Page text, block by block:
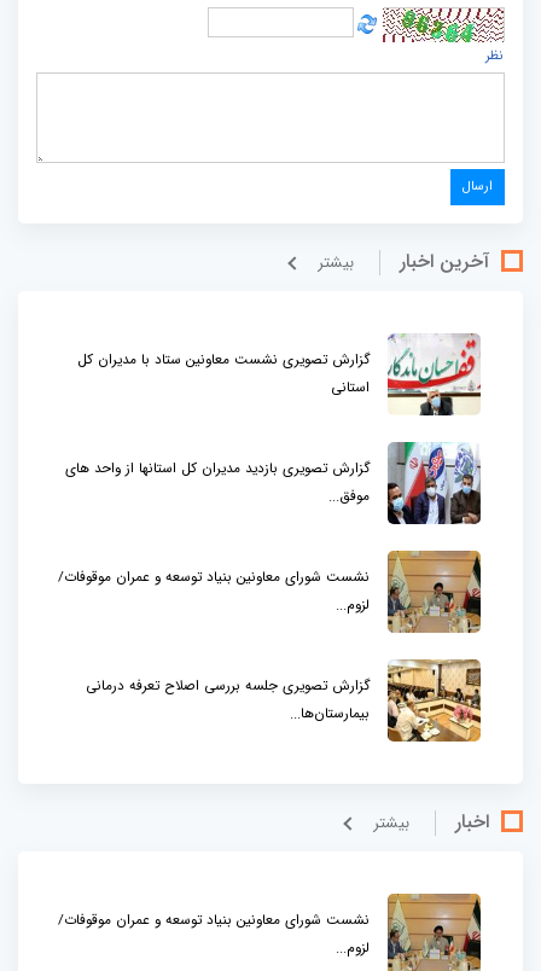
نظر
آخرین اخبار بيشتر
گزارش تصویری نشست معاونین ستاد با مدیران کل
استانی
گزارش تصویری بازدید مدیران کل استانها از واحد های
موفق...
نشست شورای معاونین بنیاد توسعه و عمران موقوفات/
لزوم...
گزارش تصویری جلسه بررسی اصلاح تعرفه درمانی
بیمارستان‌ها...
اخبار بيشتر
نشست شورای معاونین بنیاد توسعه و عمران موقوفات/
لزوم...